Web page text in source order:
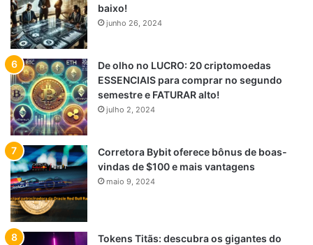
baixo!
junho 26, 2024
De olho no LUCRO: 20 criptomoedas
ESSENCIAIS para comprar no segundo
semestre e FATURAR alto!
julho 2, 2024
Corretora Bybit oferece bônus de boas-
vindas de $100 e mais vantagens
maio 9, 2024
Tokens Titãs: descubra os gigantes do